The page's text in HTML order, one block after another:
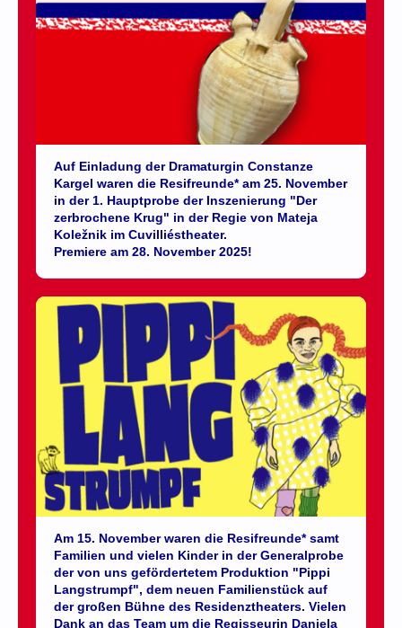
Auf Einladung der Dramaturgin Constanze
Kargel waren die Resifreunde* am 25. November
in der 1. Hauptprobe der Inszenierung "Der
zerbrochene Krug" in der Regie von Mateja
Koležnik im Cuvilliéstheater.
Premiere am 28. November 2025!
Am 15. November waren die Resifreunde* samt
Familien und vielen Kinder in der Generalprobe
der von uns gefördertetem Produktion "Pippi
Langstrumpf", dem neuen Familienstück auf
der großen Bühne des Residenztheaters. Vielen
Dank an das Team um die Regisseurin Daniela